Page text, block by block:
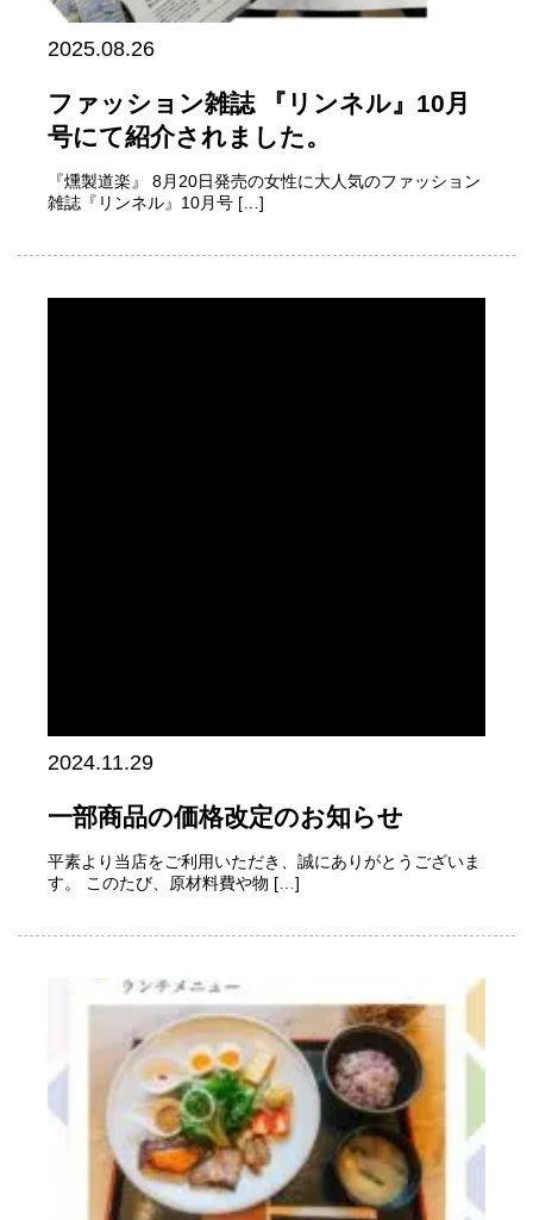
2025.08.26
ファッション雑誌 『リンネル』10月
号にて紹介されました。
『燻製道楽』 8月20日発売の女性に大人気のファッション
雑誌『リンネル』10月号 […]
2024.11.29
一部商品の価格改定のお知らせ
平素より当店をご利用いただき、誠にありがとうございま
す。 このたび、原材料費や物 […]